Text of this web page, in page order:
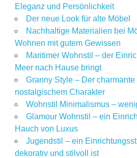
Eleganz und Persönlichkeit
Der neue Look für alte Möbel
Nachhaltige Materialien bei
Wohnen mit gutem Gewissen
Maritimer Wohnstil – der
Meer nach Hause bringt
Granny Style – Der
nostalgischem Charakter
Wohnstil Minimalismus –
Glamour Wohnstil – ein
Hauch von Luxus
Jugendstil – ein
dekorativ und stilvoll ist